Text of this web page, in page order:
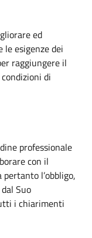
ed
le esigenze dei
raggiungere il
di
professionale
con il
pertanto l’obbligo,
Suo
i chiarimenti